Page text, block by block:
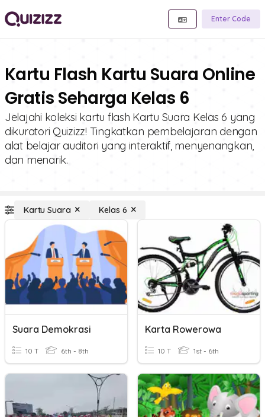
Enter Code
Kartu Flash Kartu Suara Online
Gratis Seharga Kelas 6
Jelajahi koleksi kartu flash Kartu Suara Kelas 6 yang
dikuratori Quizizz! Tingkatkan pembelajaran dengan
alat belajar auditori yang interaktif, menyenangkan,
dan menarik.
Kartu Suara Kelas 6
Suara Demokrasi
10 T 6th - 8th
Karta Rowerowa
10 T 1st - 6th